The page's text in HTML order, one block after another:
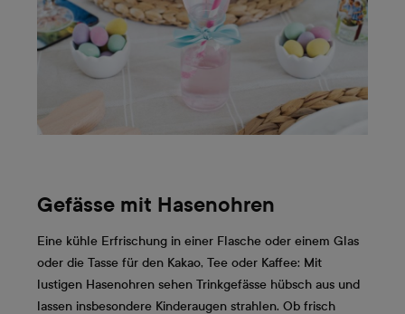
Gefässe mit Hasenohren
Eine kühle Erfrischung in einer Flasche oder einem Glas
oder die Tasse für den Kakao, Tee oder Kaffee: Mit
lustigen Hasenohren sehen Trinkgefässe hübsch aus und
lassen insbesondere Kinderaugen strahlen. Ob frisch